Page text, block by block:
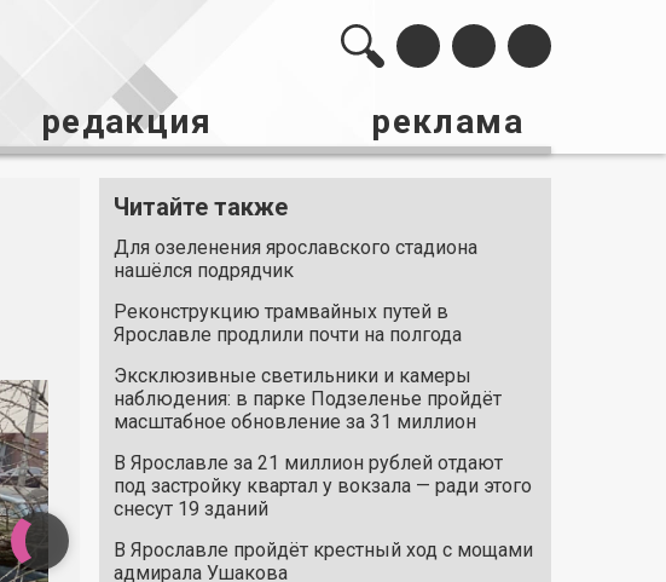
редакция реклама
Читайте также
Для озеленения ярославского стадиона
нашёлся подрядчик
Реконструкцию трамвайных путей в
Ярославле продлили почти на полгода
Эксклюзивные светильники и камеры
наблюдения: в парке Подзеленье пройдёт
масштабное обновление за 31 миллион
В Ярославле за 21 миллион рублей отдают
под застройку квартал у вокзала — ради этого
снесут 19 зданий
В Ярославле пройдёт крестный ход с мощами
адмирала Ушакова